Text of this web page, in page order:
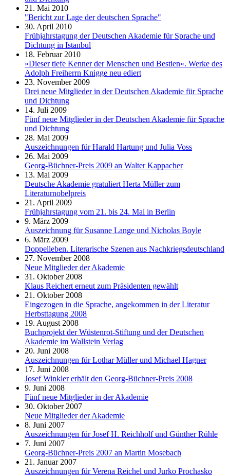
21. Mai 2010
"Bericht zur Lage der deutschen Sprache"
30. April 2010
Frühjahrstagung der Deutschen Akademie für Sprache und
Dichtung in Istanbul
18. Februar 2010
»Dieser tiefe Kenner der Menschen und Bestien«. Werke des
Adolph Freiherrn Knigge neu ediert
23. November 2009
Drei neue Mitglieder in der Deutschen Akademie für Sprache
und Dichtung
14. Juli 2009
Fünf neue Mitglieder in der Deutschen Akademie für Sprache
und Dichtung
28. Mai 2009
Auszeichnungen für Harald Hartung und Julia Voss
26. Mai 2009
Georg-Büchner-Preis 2009 an Walter Kappacher
13. Mai 2009
Deutsche Akademie gratuliert Herta Müller zum
Literaturnobelpreis
21. April 2009
Frühjahrstagung vom 21. bis 24. Mai in Berlin
9. März 2009
Auszeichnung für Susanne Lange und Nicholas Boyle
6. März 2009
Doppelleben. Literarische Szenen aus Nachkriegsdeutschland
27. November 2008
Neue Mitglieder der Akademie
31. Oktober 2008
Klaus Reichert erneut zum Präsidenten gewählt
21. Oktober 2008
Eingezogen in die Sprache, angekommen in der Literatur
Herbsttagung 2008
19. August 2008
Buchprojekt der Wüstenrot-Stiftung und der Deutschen
Akademie im Wallstein Verlag
20. Juni 2008
Auszeichnungen für Lothar Müller und Michael Hagner
17. Juni 2008
Josef Winkler erhält den Georg-Büchner-Preis 2008
9. Juni 2008
Fünf neue Mitglieder in der Akademie
30. Oktober 2007
Neue Mitglieder der Akademie
8. Juni 2007
Auszeichnungen für Josef H. Reichholf und Günther Rühle
7. Juni 2007
Georg-Büchner-Preis 2007 an Martin Mosebach
21. Januar 2007
Auszeichnungen für Verena Reichel und Jurko Prochasko